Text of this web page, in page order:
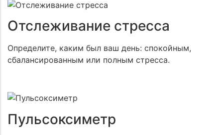
Отслеживание стресса
Определите, каким был ваш день: спокойным,
сбалансированным или полным стресса.
Пульсоксиметр